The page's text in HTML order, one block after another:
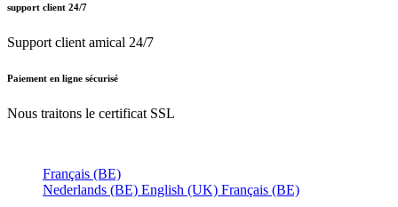
support client 24/7
Support client amical 24/7
Paiement en ligne sécurisé
Nous traitons le certificat SSL
Français (BE)
Nederlands (BE) English (UK) Français (BE)